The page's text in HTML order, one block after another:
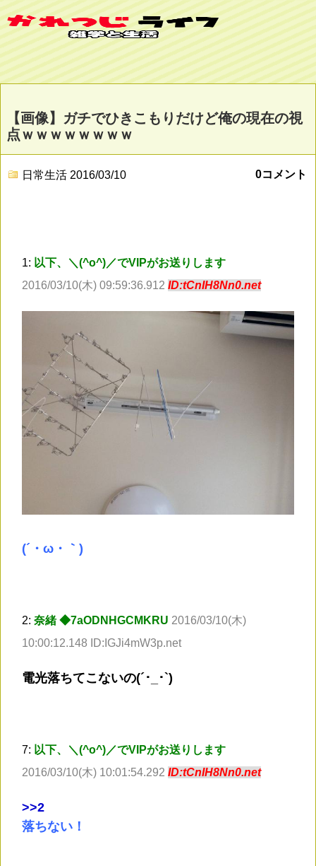
【画像】ガチでひきこもりだけど俺の現在の視
点ｗｗｗｗｗｗｗｗ
日常生活 2016/03/10 0コメント
1: 以下、＼(^o^)／でVIPがお送りします
2016/03/10(木) 09:59:36.912 ID:tCnIH8Nn0.net
(´・ω・｀)
2: 奈緒 ◆7aODNHGCMKRU 2016/03/10(木)
10:00:12.148 ID:IGJi4mW3p.net
電光落ちてこないの(´･_･`)
7: 以下、＼(^o^)／でVIPがお送りします
2016/03/10(木) 10:01:54.292 ID:tCnIH8Nn0.net
>>2
落ちない！